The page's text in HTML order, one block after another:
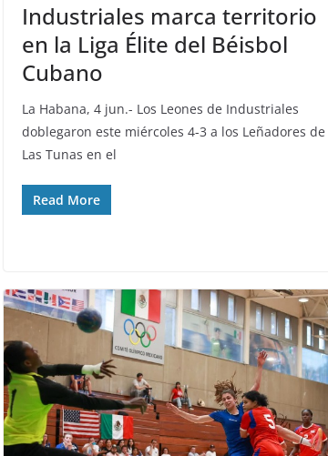
Industriales marca territorio
en la Liga Élite del Béisbol
Cubano
La Habana, 4 jun.- Los Leones de Industriales
doblegaron este miércoles 4-3 a los Leñadores de
Las Tunas en el
Read More